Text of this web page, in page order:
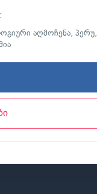
აღმოჩენა, პერუ,